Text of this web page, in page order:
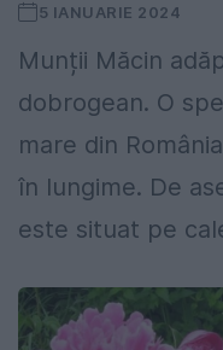
5 IANUARIE 2024
Munții Măcin
dobrogean. O
mare din
în lungime. De
este situat pe